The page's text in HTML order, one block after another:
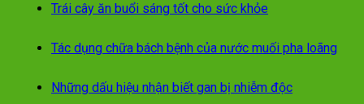
Trái cây ăn buổi sáng tốt cho sức khỏe
Tác dụng chữa bách bệnh của nước muối pha loãng
Những dấu hiệu nhận biết gan bị nhiễm độc